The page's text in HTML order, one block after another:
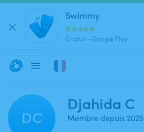
Swimmy
Gratuit - Google Play
DC
Djahida C
Membre depuis 2025